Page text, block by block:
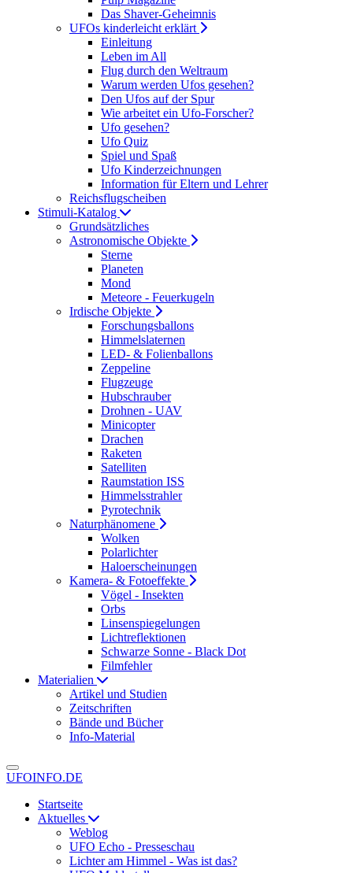
Das Shaver-Geheimnis
UFOs kinderleicht erklärt
Einleitung
Leben im All
Flug durch den Weltraum
Warum werden Ufos gesehen?
Den Ufos auf der Spur
Wie arbeitet ein Ufo-Forscher?
Ufo gesehen?
Ufo Quiz
Spiel und Spaß
Ufo Kinderzeichnungen
Information für Eltern und Lehrer
Reichsflugscheiben
Stimuli-Katalog
Grundsätzliches
Astronomische Objekte
Sterne
Planeten
Mond
Meteore - Feuerkugeln
Irdische Objekte
Forschungsballons
Himmelslaternen
LED- & Folienballons
Zeppeline
Flugzeuge
Hubschrauber
Drohnen - UAV
Minicopter
Drachen
Raketen
Satelliten
Raumstation ISS
Himmelsstrahler
Pyrotechnik
Naturphänomene
Wolken
Polarlichter
Haloerscheinungen
Kamera- & Fotoeffekte
Vögel - Insekten
Orbs
Linsenspiegelungen
Lichtreflektionen
Schwarze Sonne - Black Dot
Filmfehler
Materialien
Artikel und Studien
Zeitschriften
Bände und Bücher
Info-Material
UFOINFO.DE
Startseite
Aktuelles
Weblog
UFO Echo - Presseschau
Lichter am Himmel - Was ist das?